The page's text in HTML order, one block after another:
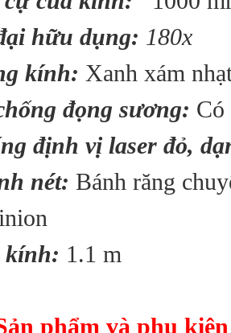
hữu dụng: 180x
kính: Xanh xám
đọng sương: Có
định vị laser đỏ,
nét: Bánh răng
kính: 1.1 m
phẩm và phụ